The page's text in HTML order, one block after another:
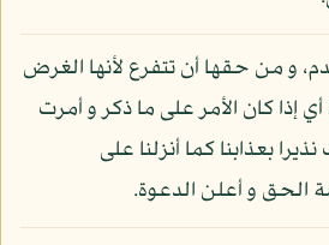
و من حقها أن تتفرع لأنها الغرض
إذا كان الأمر على ما ذكر و أمرت
بعذابنا كما أنزلنا على
الحق و أعلن الدعوة.